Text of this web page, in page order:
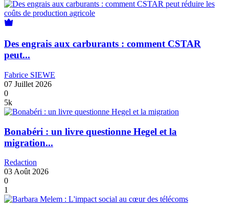
Des engrais aux carburants : comment CSTAR
peut...
Fabrice SIEWE
07 Juillet 2026
0
5k
Bonabéri : un livre questionne Hegel et la
migration...
Redaction
03 Août 2026
0
1